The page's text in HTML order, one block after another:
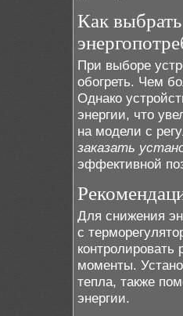
Как
При выборе
обогреть. Чем
Однако
энергии, что
на модели с
заказать
эффективной
Для снижения
с
контролировать
моменты.
тепла, также
энергии.